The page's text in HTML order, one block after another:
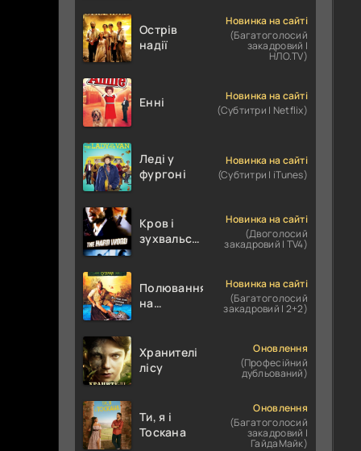
Острів
надії
Новинка на сайті
(Багатоголосий
закадровий |
НЛО.TV)
Енні
Новинка на сайті
(Субтитри | Netflix)
Леді у
фургоні
Новинка на сайті
(Субтитри | iTunes)
Кров і
зухвальство
Новинка на сайті
(Двоголосий
закадровий | TV4)
Полювання
на
Новинка на сайті
(Багатоголосий
закадровий | 2+2)
Хранителі
лісу
Оновлення
(Професійний
дубльований)
Ти, я і
Тоскана
Оновлення
(Багатоголосий
закадровий |
ГайдаМайк)